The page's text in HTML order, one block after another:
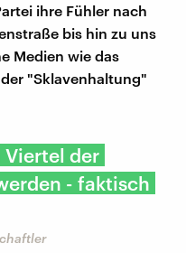
ihre Fühler nach
bis hin zu uns
Medien wie das
"Sklavenhaltung"
der
- faktisch